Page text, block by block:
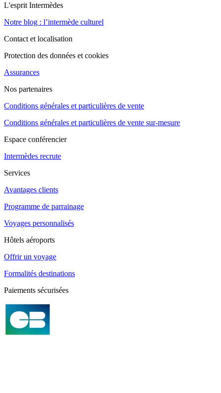
L'esprit Intermèdes
Notre blog : l’intermède culturel
Contact et localisation
Protection des données et cookies
Assurances
Nos partenaires
Conditions générales et particulières de vente
Conditions générales et particulières de vente sur-mesure
Espace conférencier
Intermèdes recrute
Services
Avantages clients
Programme de parrainage
Voyages personnalisés
Hôtels aéroports
Offrir un voyage
Formalités destinations
Paiements sécurisées